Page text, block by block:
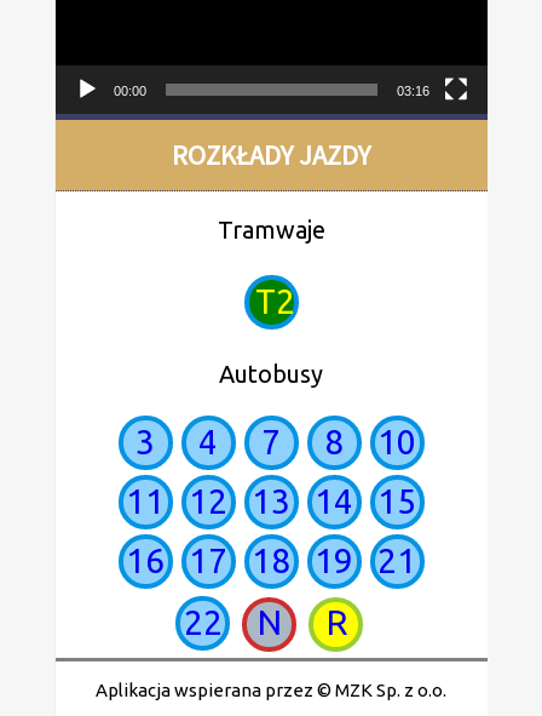
00:00 03:16
ROZKŁADY JAZDY
Tramwaje
T2
Autobusy
3 4 7 8
10
11
12 13 14
15
16
17 18 19
21
22
N R
Aplikacja wspierana przez © MZK Sp. z o.o.